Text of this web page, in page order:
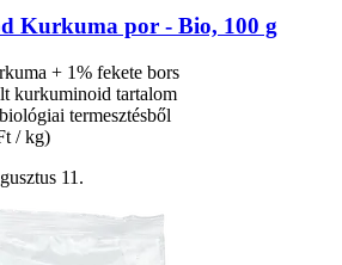
Kurkuma por -​ Bio, 100 g
+ 1% fekete bors
kurkuminoid tartalom
termesztésből
/ kg)
11.